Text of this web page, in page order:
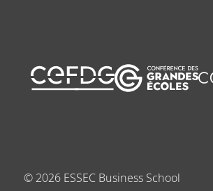
© 2026 ESSEC Business School